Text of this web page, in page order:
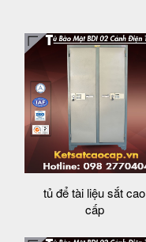
tủ để tài liệu sắt cao
cấp